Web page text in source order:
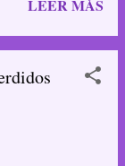
LEER MÁS